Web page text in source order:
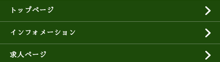
トップページ
インフォメーション
求人ページ